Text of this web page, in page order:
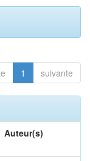
1 suivante
Auteur(s)